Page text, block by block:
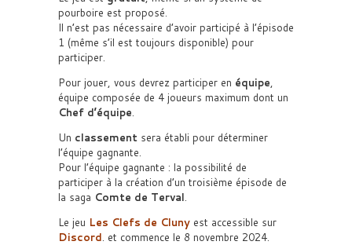
pourboire est proposé.
Il n’est pas nécessaire d’avoir participé à l’épisode
1 (même s’il est toujours disponible) pour
participer.
Pour jouer, vous devrez participer en équipe,
équipe composée de 4 joueurs maximum dont un
Chef d’équipe.
Un classement sera établi pour déterminer
l’équipe gagnante.
Pour l’équipe gagnante : la possibilité de
participer à la création d’un troisième épisode de
la saga Comte de Terval.
Le jeu Les Clefs de Cluny est accessible sur
Discord. et commence le 8 novembre 2024.